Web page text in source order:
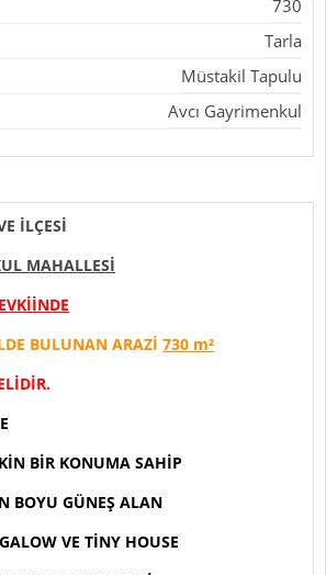
730
Tarla
Müstakil Tapulu
Avcı Gayrimenkul
İLÇESİ​
MAHALLESİ
BULUNAN ARAZİ 730 m²
BİR KONUMA SAHİP
BOYU GÜNEŞ ALAN
VE TİNY HOUSE